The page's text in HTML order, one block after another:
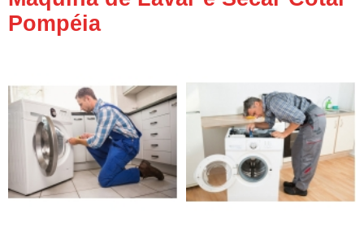
Pompéia